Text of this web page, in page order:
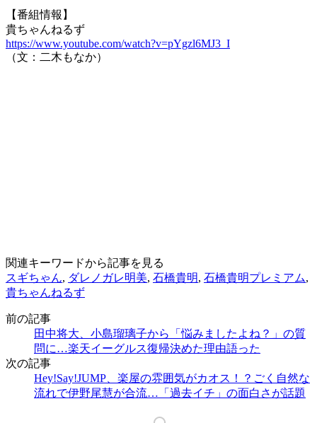
【番組情報】
貴ちゃんねるず
https://www.youtube.com/watch?v=pYgzl6MJ3_I
（文：二木もなか）
関連キーワードから記事を見る
スギちゃん, ダレノガレ明美, 石橋貴明, 石橋貴明プレミアム,
貴ちゃんねるず
前の記事
田中将大、小島瑠璃子から「悩みましたよね？」の質
問に…楽天イーグルス復帰決めた理由語った
次の記事
Hey!Say!JUMP、楽屋の雰囲気がカオス！？ごく自然な
流れで伊野尾慧が合流…「過去イチ」の面白さが話題